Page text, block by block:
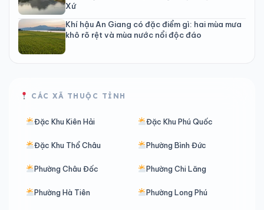
Xứ
Khí hậu An Giang có đặc điểm gì: hai mùa mưa
khô rõ rệt và mùa nước nổi độc đáo
CÁC XÃ THUỘC TỈNH
Đặc Khu Kiên Hải Đặc Khu Phú Quốc
Đặc Khu Thổ Châu Phường Bình Đức
Phường Châu Đốc Phường Chi Lăng
Phường Hà Tiên Phường Long Phú